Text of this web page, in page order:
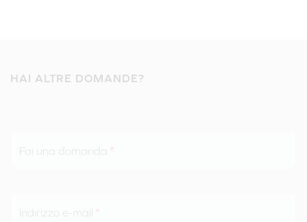
HAI ALTRE DOMANDE?
Fai una domanda
Indirizzo e-mail